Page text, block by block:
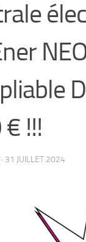
!!!
· 31 JUILLET 2024